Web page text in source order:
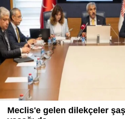
Meclis'e gelen dilekçeler